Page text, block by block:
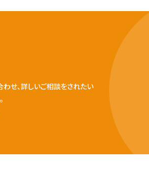
せ、詳しいご相談をされたい